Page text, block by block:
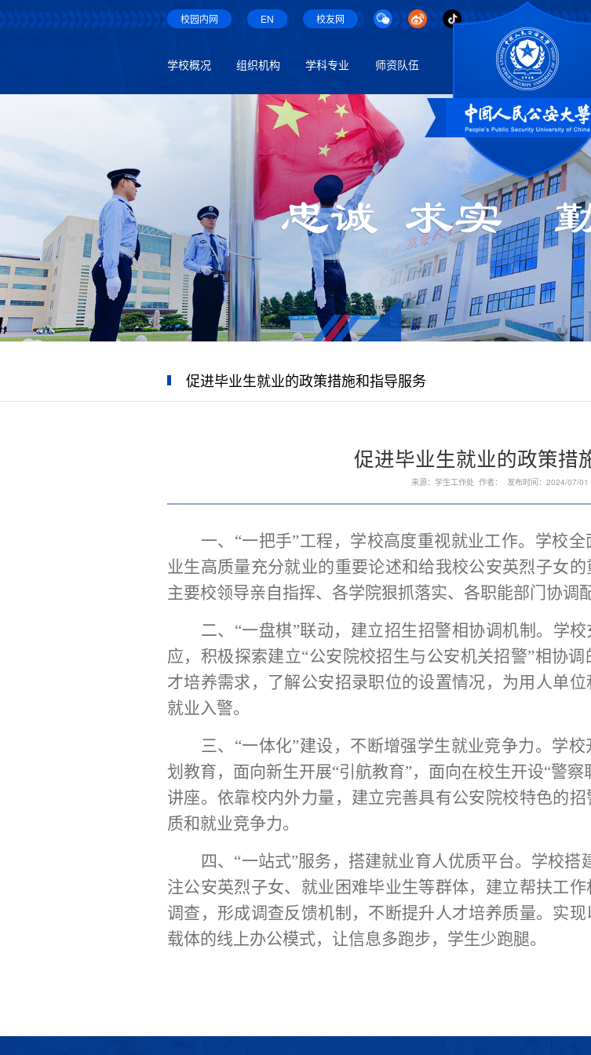
校园内网 EN 校友网
学校概况 组织机构 学科专业 师资队伍
促进毕业生就业的政策措施和指导服务
促进毕业生就业的政策措
来源：学生工作处 作者： 发布时间：2024/07/01
一、 “一把手”工程， 学校高度重视就业工作。 学校全
业生高质量充分就业的重要论述和给我校公安英烈子女的
主要校领导亲自指挥、各学院狠抓落实、各职能部门协调
二、 “一盘棋”联动， 建立招生招警相协调机制。学校
应，积极探索建立“公安院校招生与公安机关招警”相协调
才培养需求，了解公安招录职位的设置情况，为用人单
就业入警。
三、 “一体化”建设 ， 不断增强学生就业竞争力。学
划教育， 面向新生开展“引航教育”，面向在校生开设“警察
讲座。 依靠校内外力量， 建立完善具有公安院校特色的招
质和就业竞争力。
四、 “一站式”服务 ， 搭建就业育人优质平台。 学校搭
注公安英烈子女、就业困难毕业生等群体， 建立帮扶工作
调查， 形成调查反馈机制 ，不断提升人才培养质量。 实现
载体的线上办公模式， 让信息多跑步，学生少跑腿。